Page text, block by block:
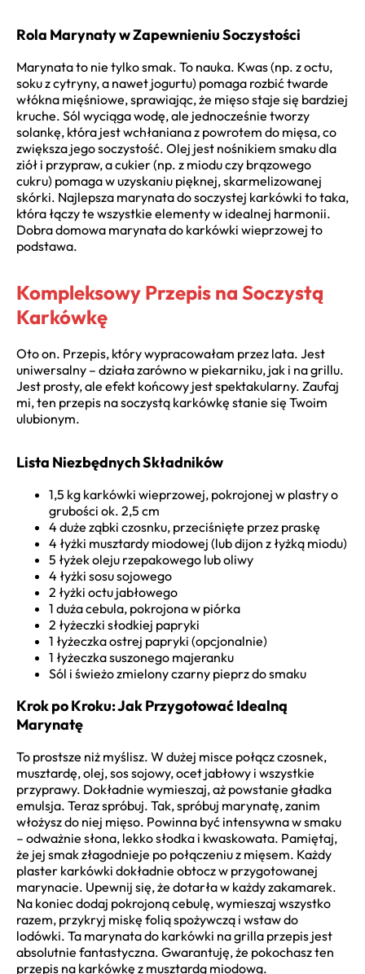
Rola Marynaty w Zapewnieniu Soczystości
Marynata to nie tylko smak. To nauka. Kwas (np. z octu,
soku z cytryny, a nawet jogurtu) pomaga rozbić twarde
włókna mięśniowe, sprawiając, że mięso staje się bardziej
kruche. Sól wyciąga wodę, ale jednocześnie tworzy
solankę, która jest wchłaniana z powrotem do mięsa, co
zwiększa jego soczystość. Olej jest nośnikiem smaku dla
ziół i przypraw, a cukier (np. z miodu czy brązowego
cukru) pomaga w uzyskaniu pięknej, skarmelizowanej
skórki. Najlepsza marynata do soczystej karkówki to taka,
która łączy te wszystkie elementy w idealnej harmonii.
Dobra domowa marynata do karkówki wieprzowej to
podstawa.
Kompleksowy Przepis na Soczystą
Karkówkę
Oto on. Przepis, który wypracowałam przez lata. Jest
uniwersalny – działa zarówno w piekarniku, jak i na grillu.
Jest prosty, ale efekt końcowy jest spektakularny. Zaufaj
mi, ten przepis na soczystą karkówkę stanie się Twoim
ulubionym.
Lista Niezbędnych Składników
1,5 kg karkówki wieprzowej, pokrojonej w plastry o
grubości ok. 2,5 cm
4 duże ząbki czosnku, przeciśnięte przez praskę
4 łyżki musztardy miodowej (lub dijon z łyżką miodu)
5 łyżek oleju rzepakowego lub oliwy
4 łyżki sosu sojowego
2 łyżki octu jabłowego
1 duża cebula, pokrojona w piórka
2 łyżeczki słodkiej papryki
1 łyżeczka ostrej papryki (opcjonalnie)
1 łyżeczka suszonego majeranku
Sól i świeżo zmielony czarny pieprz do smaku
Krok po Kroku: Jak Przygotować Idealną
Marynatę
To prostsze niż myślisz. W dużej misce połącz czosnek,
musztardę, olej, sos sojowy, ocet jabłowy i wszystkie
przyprawy. Dokładnie wymieszaj, aż powstanie gładka
emulsja. Teraz spróbuj. Tak, spróbuj marynatę, zanim
włożysz do niej mięso. Powinna być intensywna w smaku
– odważnie słona, lekko słodka i kwaskowata. Pamiętaj,
że jej smak złagodnieje po połączeniu z mięsem. Każdy
plaster karkówki dokładnie obtocz w przygotowanej
marynacie. Upewnij się, że dotarła w każdy zakamarek.
Na koniec dodaj pokrojoną cebulę, wymieszaj wszystko
razem, przykryj miskę folią spożywczą i wstaw do
lodówki. Ta marynata do karkówki na grilla przepis jest
absolutnie fantastyczna. Gwarantuję, że pokochasz ten
przepis na karkówkę z musztardą miodową.